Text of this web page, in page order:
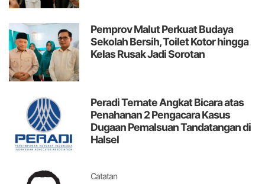
Pemprov Malut Perkuat Budaya
Sekolah Bersih, Toilet Kotor hingga
Kelas Rusak Jadi Sorotan
Peradi Ternate Angkat Bicara atas
Penahanan 2 Pengacara Kasus
Dugaan Pemalsuan Tandatangan di
Halsel
Catatan